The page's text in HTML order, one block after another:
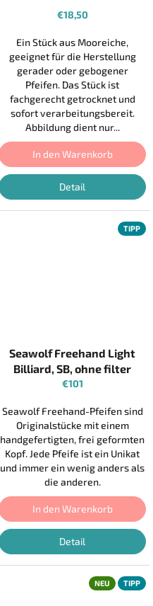
€18,50
Ein Stück aus Mooreiche,
geeignet für die Herstellung
gerader oder gebogener
Pfeifen. Das Stück ist
fachgerecht getrocknet und
sofort verarbeitungsbereit.
Abbildung dient nur...
In den Warenkorb
Detail
TIPP
Seawolf Freehand Light
Billiard, SB, ohne filter
€101
Seawolf Freehand-Pfeifen sind
Originalstücke mit einem
handgefertigten, frei geformten
Kopf. Jede Pfeife ist ein Unikat
und immer ein wenig anders als
die anderen.
In den Warenkorb
Detail
NEU TIPP